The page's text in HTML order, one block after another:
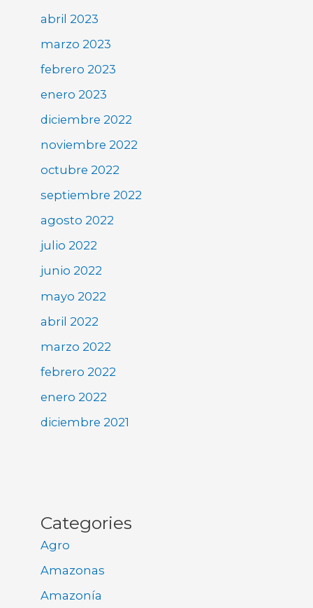
abril 2023
marzo 2023
febrero 2023
enero 2023
diciembre 2022
noviembre 2022
octubre 2022
septiembre 2022
agosto 2022
julio 2022
junio 2022
mayo 2022
abril 2022
marzo 2022
febrero 2022
enero 2022
diciembre 2021
Categories
Agro
Amazonas
Amazonía